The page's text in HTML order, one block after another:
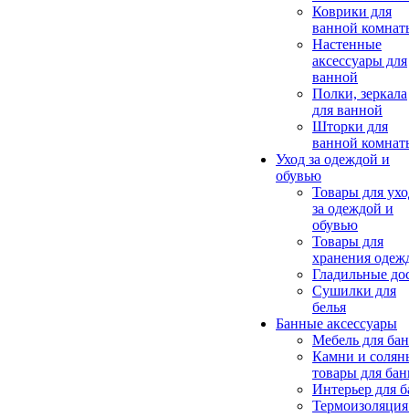
Коврики для
ванной
Настенные
аксессуары для
ванной
Полки, зеркала
для ванной
Шторки для
ванной
Уход за одеждой и
обувью
Товары для
за одеждой и
обувью
Товары для
хранения
Гладильные
Сушилки для
белья
Банные аксессуары
Мебель для
Камни и
товары для
Интерьер для